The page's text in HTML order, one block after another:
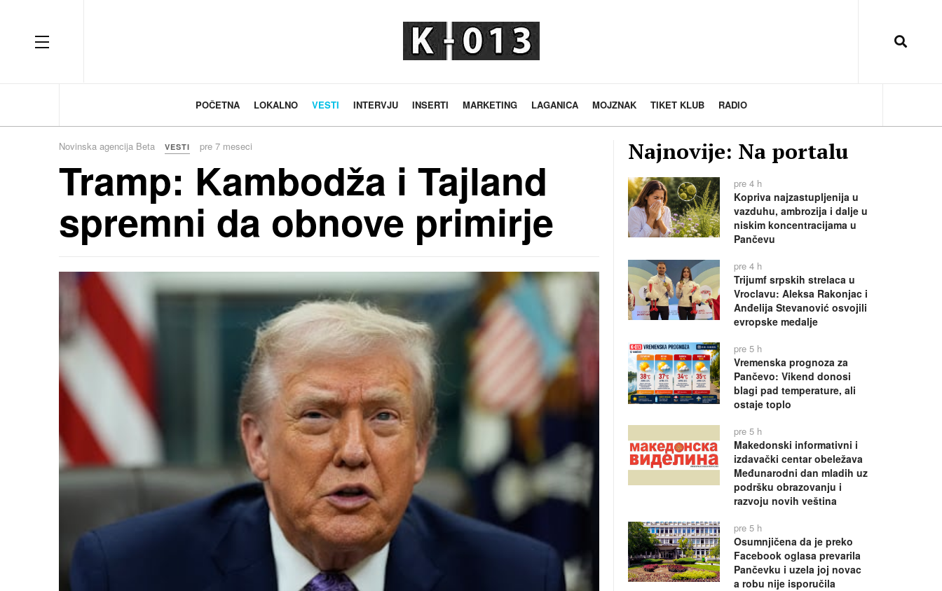
OFF CANVAS
POČETNA LOKALNO VESTI INTERVJU INSERTI MARKETING LAGANICA MOJZNAK TIKET KLUB RADIO
Novinska agencija Beta VESTI pre 7 meseci
Tramp: Kambodža i Tajland
spremni da obnove primirje
Najnovije: Na portalu
pre 4 h
Kopriva najzastupljenija u
vazduhu, ambrozija i dalje u
niskim koncentracijama u
Pančevu
pre 4 h
Trijumf srpskih strelaca u
Vroclavu: Aleksa Rakonjac i
Anđelija Stevanović osvojili
evropske medalje
pre 5 h
Vremenska prognoza za
Pančevo: Vikend donosi
blagi pad temperature, ali
ostaje toplo
pre 5 h
Makedonski informativni i
izdavački centar obeležava
Međunarodni dan mladih uz
podršku obrazovanju i
razvoju novih veština
pre 5 h
Osumnjičena da je preko
Facebook oglasa prevarila
Pančevku i uzela joj novac
a robu nije isporučila